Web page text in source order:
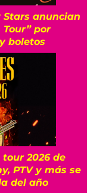
Stars anuncian
por
boletos
tour 2026 de
PTV y más se
del año